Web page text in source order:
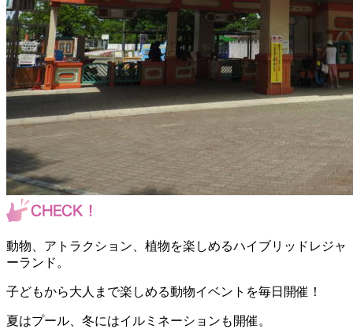
動物、アトラクション、植物を楽しめるハイブリッドレジャ
ーランド。
子どもから大人まで楽しめる動物イベントを毎日開催！
夏はプール、冬にはイルミネーションも開催。